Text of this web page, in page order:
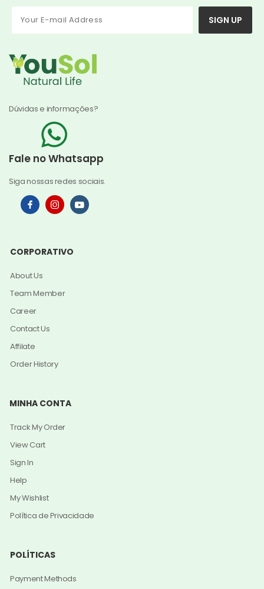
SIGN UP
Dúvidas e informações?
Fale no Whatsapp
Siga nossas redes sociais.
CORPORATIVO
About Us
Team Member
Career
Contact Us
Affilate
Order History
MINHA CONTA
Track My Order
View Cart
Sign In
Help
My Wishlist
Política de Privacidade
POLÍTICAS
Payment Methods